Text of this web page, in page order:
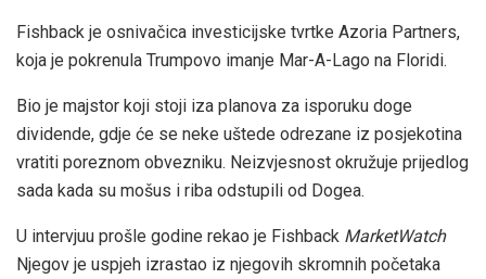
Fishback je osnivačica investicijske tvrtke Azoria Partners,
koja je pokrenula Trumpovo imanje Mar-A-Lago na Floridi.
Bio je majstor koji stoji iza planova za isporuku doge
dividende, gdje će se neke uštede odrezane iz posjekotina
vratiti poreznom obvezniku. Neizvjesnost okružuje prijedlog
sada kada su mošus i riba odstupili od Dogea.
U intervjuu prošle godine rekao je Fishback MarketWatch
Njegov je uspjeh izrastao iz njegovih skromnih početaka